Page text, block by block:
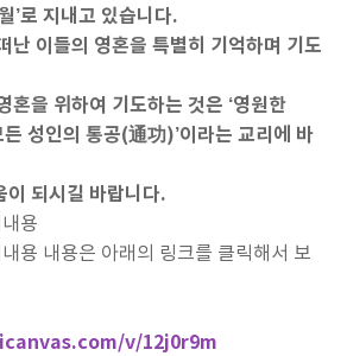
’로 지내고 있습니다.
난 이들의 영혼을 특별히 기억하며 기도
혼을 위하여 기도하는 것은 ‘영원한
든 성인의 통공(通功)’이라는 교리에 바
이 되시길 바랍니다.
용
용 내용은 아래의 링크를 클릭해서 보
v/12j0r9m